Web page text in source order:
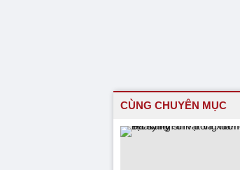
CÙNG CHUYÊN MỤC